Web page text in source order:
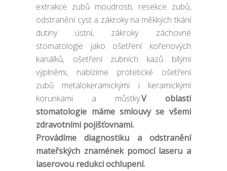
extrakce zubů moudrosti, resekce zubů,
odstranění cyst a zákroky na měkkých tkání
dutiny ústní, zákroky záchovné
stomatologie jako ošetření kořenových
kanálků, ošetření zubních kazů bílými
výplněmi, nabízíme protetické ošetření
zubů metalokeramickými i keramickými
korunkami a můstky.V oblasti
stomatologie máme smlouvy se všemi
zdravotními pojišťovnami.
Provádíme diagnostiku a odstranění
mateřských znamének pomocí laseru a
laserovou redukci ochlupení.